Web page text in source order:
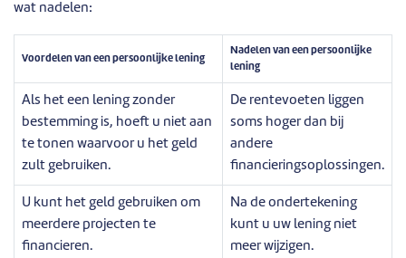
wat nadelen:
Voordelen van een persoonlijke lening
Nadelen van een persoonlijke
lening
Als het een lening zonder
bestemming is, hoeft u niet aan
te tonen waarvoor u het geld
zult gebruiken.
De rentevoeten liggen
soms hoger dan bij
andere
financieringsoplossingen.
U kunt het geld gebruiken om
meerdere projecten te
financieren.
Na de ondertekening
kunt u uw lening niet
meer wijzigen.